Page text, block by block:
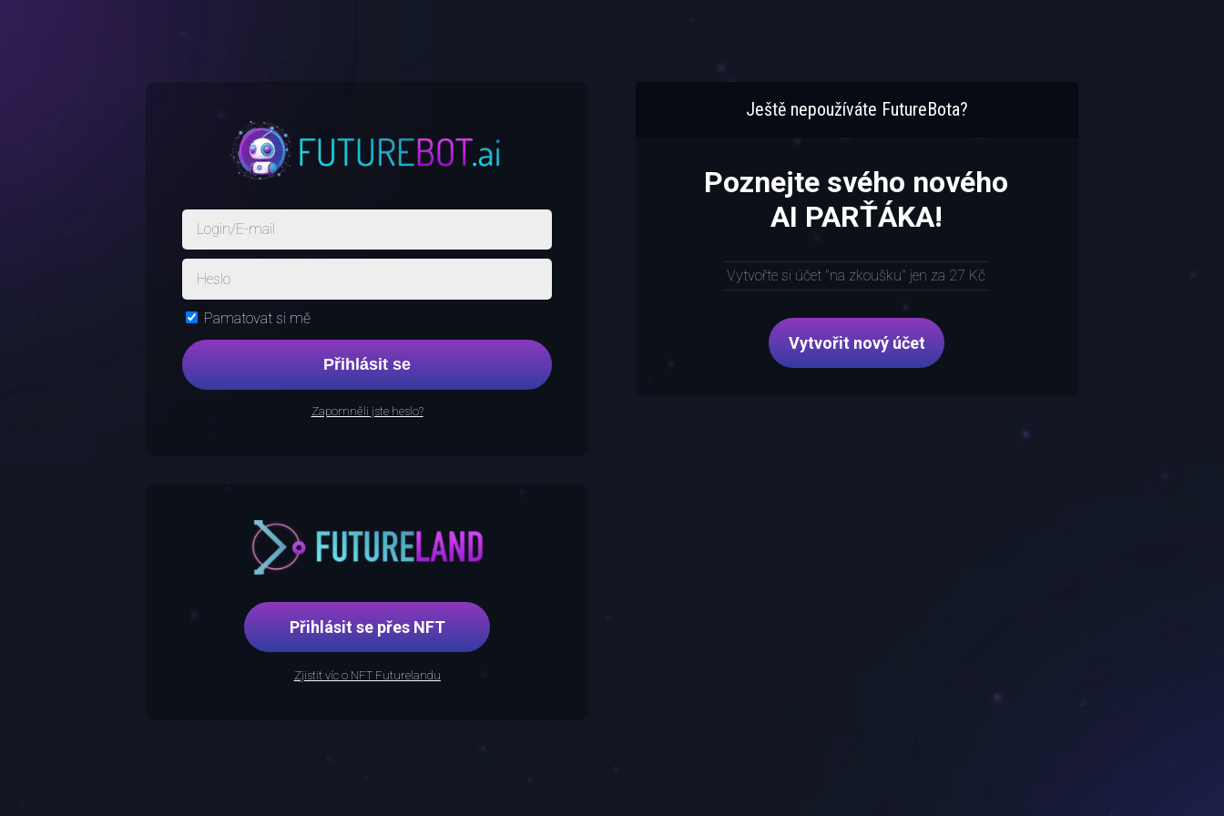
Pamatovat si mě
Přihlásit se
Zapomněli jste heslo?
Přihlásit se přes NFT
Zjistit víc o NFT Futurelandu
Ještě nepoužíváte FutureBota?
Poznejte svého nového
AI PARŤÁKA!
Vytvořte si účet "na zkoušku" jen za 27 Kč
Vytvořit nový účet